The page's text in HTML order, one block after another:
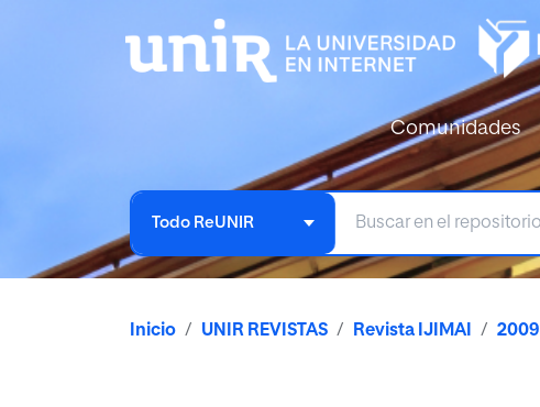
Comunidades
Todo ReUNIR
Inicio UNIR REVISTAS Revista IJIMAI 2009